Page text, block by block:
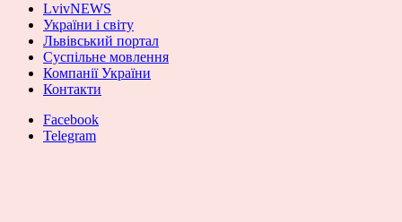
LvivNEWS
України і світу
Львівський портал
Суспільне мовлення
Компанії України
Контакти
Facebook
Telegram